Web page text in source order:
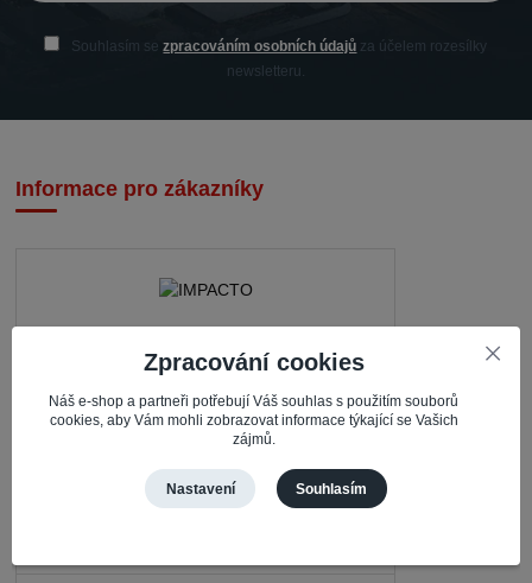
Souhlasím sezpracováním osobních údajů za účelem rozesílky
newsletteru.
Informace pro zákazníky
IMPACTO – Ingrid Kaczorová
Nerudova 468
735 81 Bohumín – Nový Bohumín
Zpracování cookies
Náš e-shop a partneři potřebují Váš souhlas s použitím souborů
cookies, aby Vám mohli zobrazovat informace týkající se Vašich
zájmů.
Nastavení Souhlasím